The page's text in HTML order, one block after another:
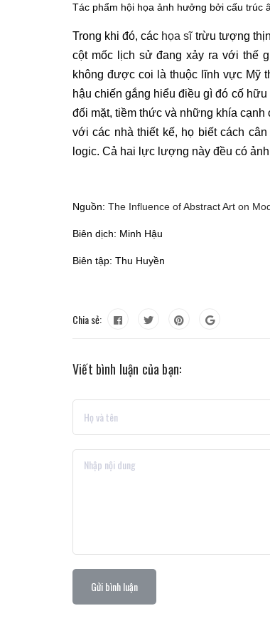
Tác phẩm hội họa ảnh hưởng bởi cấu trúc
Trong khi đó, các họa sĩtrừu tượng
cột mốc lịch sử đang xảy ra với thế
không được coi là thuộc lĩnh vực Mỹ
hậu chiến gắng hiểu điều gì đó cố
đối mặt, tiềm thức và những khía
với các nhà thiết kế, họ biết cách
logic. Cả hai lực lượng này đều có
Nguồn: The Influence of Abstract Art on
Biên dịch: Minh Hậu
Biên tập: Thu Huyền
Chia sẻ:
Viết bình luận của bạn:
Gửi bình luận